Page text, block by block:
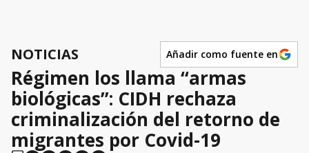
NOTICIAS Añadir como fuente en
Régimen los llama “armas
biológicas”: CIDH rechaza
criminalización del retorno de
migrantes por Covid-19